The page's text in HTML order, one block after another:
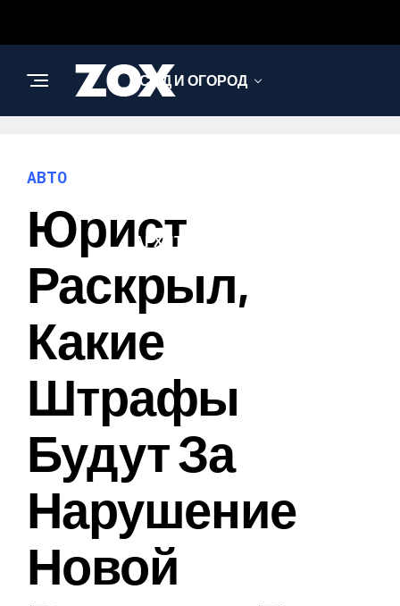
САД И ОГОРОД
АРХИТЕКТУРА И
АВТО
Юрист
Раскрыл,
Какие
Штрафы
Будут За
Нарушение
Новой